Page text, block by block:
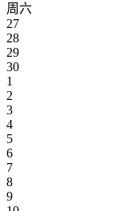
周六
27
28
29
30
1
2
3
4
5
6
7
8
9